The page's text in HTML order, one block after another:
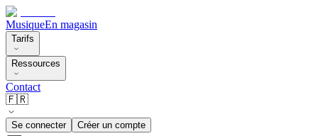
MusiqueEn magasin
Tarifs
Ressources
Contact
🇫🇷
Se connecter Créer un compte